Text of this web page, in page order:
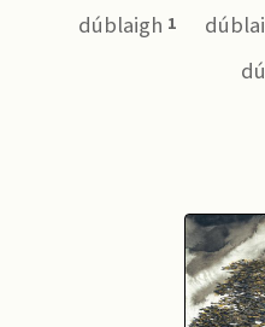
dúblaigh 1